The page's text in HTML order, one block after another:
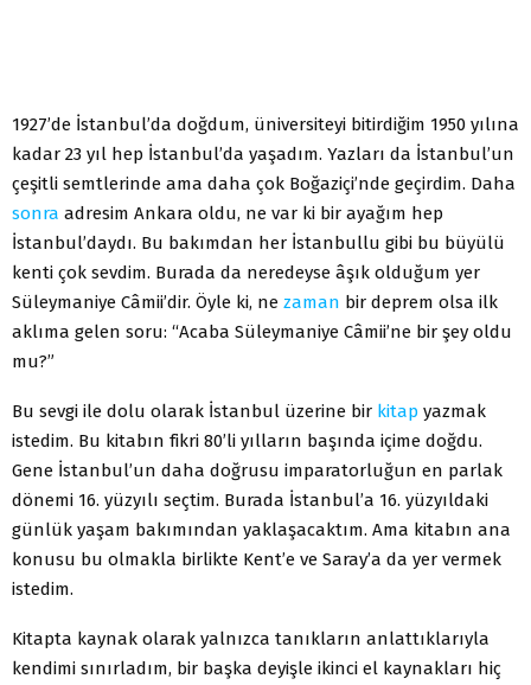
1927’de İstanbul’da doğdum, üniversiteyi bitirdiğim 1950 yılına
kadar 23 yıl hep İstanbul’da yaşadım. Yazları da İstanbul’un
çeşitli semtlerinde ama daha çok Boğaziçi’nde geçirdim. Daha
sonra adresim Ankara oldu, ne var ki bir ayağım hep
İstanbul’daydı. Bu bakımdan her İstanbullu gibi bu büyülü
kenti çok sevdim. Burada da neredeyse âşık olduğum yer
Süleymaniye Câmii’dir. Öyle ki, ne zaman bir deprem olsa ilk
aklıma gelen soru: “Acaba Süleymaniye Câmii’ne bir şey oldu
mu?”
Bu sevgi ile dolu olarak İstanbul üzerine bir kitap yazmak
istedim. Bu kitabın fikri 80’li yılların başında içime doğdu.
Gene İstanbul’un daha doğrusu imparatorluğun en parlak
dönemi 16. yüzyılı seçtim. Burada İstanbul’a 16. yüzyıldaki
günlük yaşam bakımından yaklaşacaktım. Ama kitabın ana
konusu bu olmakla birlikte Kent’e ve Saray’a da yer vermek
istedim.
Kitapta kaynak olarak yalnızca tanıkların anlattıklarıyla
kendimi sınırladım, bir başka deyişle ikinci el kaynakları hiç